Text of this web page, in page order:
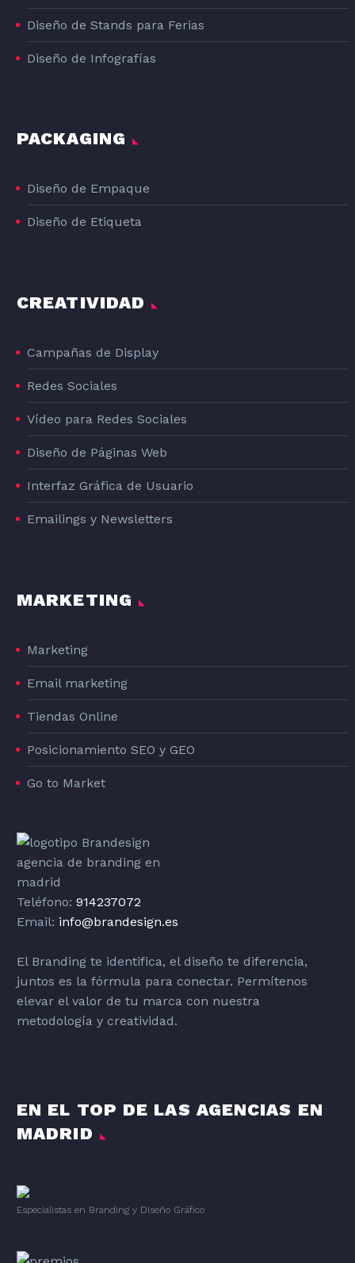
Diseño de Stands para Ferias
Diseño de Infografías
PACKAGING
Diseño de Empaque
Diseño de Etiqueta
CREATIVIDAD
Campañas de Display
Redes Sociales
Vídeo para Redes Sociales
Diseño de Páginas Web
Interfaz Gráfica de Usuario
Emailings y Newsletters
MARKETING
Marketing
Email marketing
Tiendas Online
Posicionamiento SEO y GEO
Go to Market
Teléfono: 914237072
Email: info@brandesign.es
El Branding te identifica, el diseño te diferencia,
juntos es la fórmula para conectar. Permítenos
elevar el valor de tu marca con nuestra
metodología y creatividad.
EN EL TOP DE LAS AGENCIAS EN
MADRID
Especialistas en Branding y Diseño Gráfico